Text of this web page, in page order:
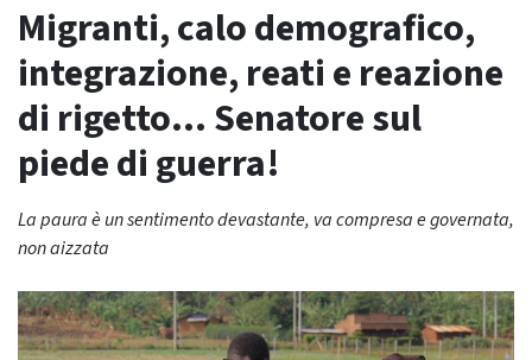
Migranti, calo demografico,
integrazione, reati e reazione
di rigetto… Senatore sul
piede di guerra!
La paura è un sentimento devastante, va compresa e governata,
non aizzata